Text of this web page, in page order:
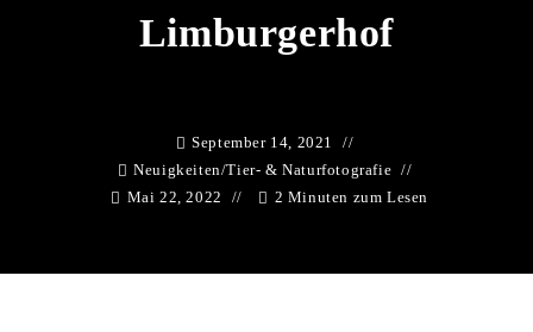
Limburgerhof
September 14, 2021
Neuigkeiten/Tier- & Naturfotografie
Mai 22, 2022
2 Minuten zum Lesen